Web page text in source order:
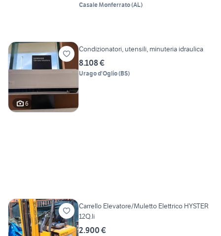
Casale Monferrato(AL)
6
Condizionatori, utensili, minuteria idraulica
8.108 €
Urago d'Oglio(BS)
Carrello Elevatore/Muletto Elettrico HYSTER
12Q.li
2.900 €